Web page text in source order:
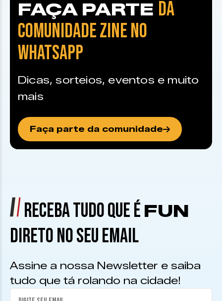
FAÇA PARTE DA
COMUNIDADE ZINE NO
WHATSAPP
Dicas, sorteios, eventos e muito
mais
Faça parte da comunidade
RECEBA TUDO QUE É FUN
DIRETO NO SEU EMAIL
Assine a nossa Newsletter e saiba
tudo que tá rolando na cidade!